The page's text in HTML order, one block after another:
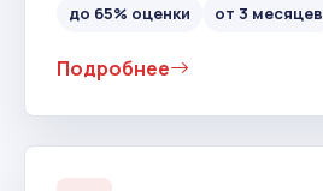
до 65% оценки от 3 месяцев
Подробнее